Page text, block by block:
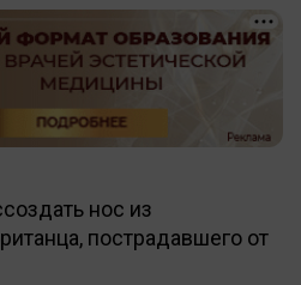
нос из
пострадавшего от